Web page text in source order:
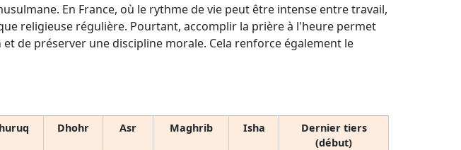
En France, où le rythme de vie peut être intense entre travail,
religieuse régulière. Pourtant, accomplir la prière à l'heure permet
de préserver une discipline morale. Cela renforce également le
Dhohr Asr Maghrib Isha
Dernier tiers
(début)